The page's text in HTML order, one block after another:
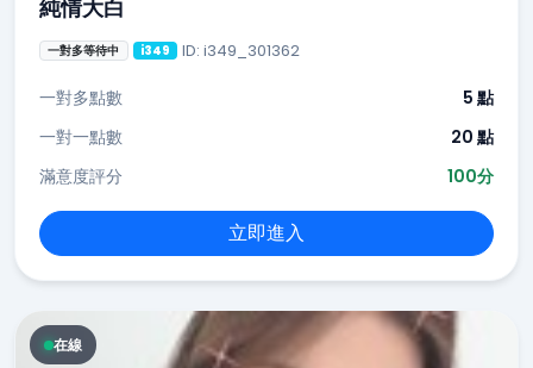
純情大白
一對多等待中 i349 ID: i349_301362
一對多點數
5 點
一對一點數
20 點
滿意度評分
100分
立即進入
在線